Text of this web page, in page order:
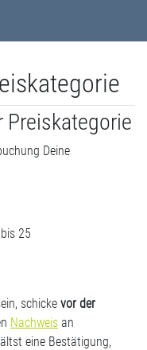
Preiskategorie
Deine
25
schicke vor der
Nachweisan
eine Bestätigung,